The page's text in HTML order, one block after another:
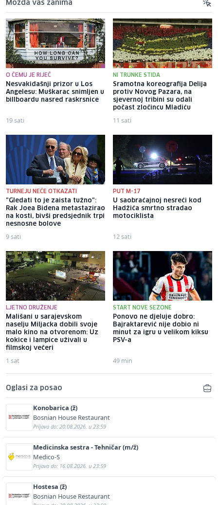
Možda vas zanima
O ČEMU JE RIJEČ
Nesvakidašnji prizor u Los
Angelesu: Muškarac snimljen u
billboardu nasred raskrsnice
19 sati
NI TRUNKE STIDA
Sramotna koreografija Delija
protiv Novog Pazara, na
sjevernoj tribini su odali
počast zločincu Mladiću
11 sati
TURNEJU NEĆE OTKAZATI
"Gledati to je zaista tužno":
Rak Joea Bidena metastazirao
na kosti, bivši predsjednik trpi
nesnosne bolove
9 sati
PUT M-17
U saobraćajnoj nesreći kod
Hadžića smrtno stradao
motociklista
12 sati
LJETNO DRUŽENJE
Mališani u sarajevskom
naselju Miljacka dobili svoje
malo kino na otvorenom: Uz
kokice i lampice uživali u
filmskoj večeri
1 sat
START NOVE SEZONE
Ponovo ne djeluje dobro:
Bajraktarević nije dobio ni
minut za igru u velikom kiksu
PSV-a
49 min
Oglasi za posao
Konobarica (ž)
Bosnian House Restaurant
Prijava do: 20.08.2026. u 23:59
Medicinska sestra - Tehničar (m/ž)
Medico-S
Prijava do: 16.08.2026. u 23:59
Hostesa (ž)
Bosnian House Restaurant